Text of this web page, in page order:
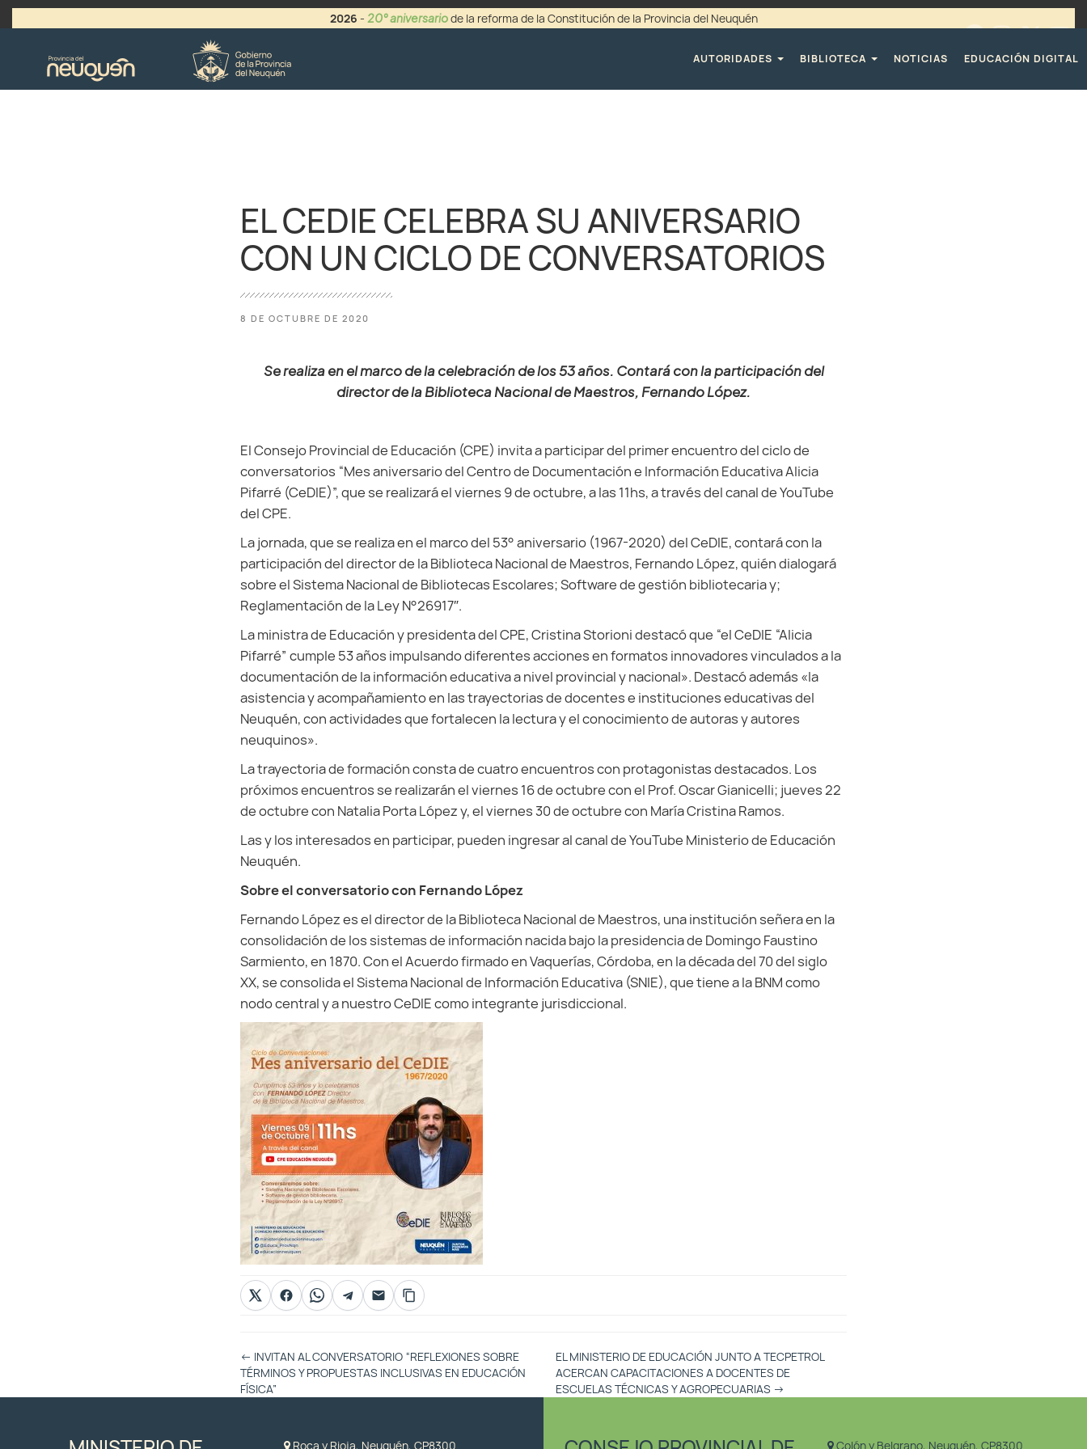
2026 - 20° aniversariode la reforma de la Constitución de la Provincia del Neuquén
AUTORIDADES
BIBLIOTECA NOTICIAS EDUCACIÓN DIGITAL
EL CEDIE CELEBRA SU ANIVERSARIO
CON UN CICLO DE CONVERSATORIOS
8 DE OCTUBRE DE 2020
Se realiza en el marco de la celebración de los 53 años. Contará con la participación del
director de la Biblioteca Nacional de Maestros, Fernando López.
El Consejo Provincial de Educación (CPE) invita a participar del primer encuentro del ciclo de
conversatorios “Mes aniversario del Centro de Documentación e Información Educativa Alicia
Pifarré (CeDIE)”, que se realizará el viernes 9 de octubre, a las 11hs, a través del canal de YouTube
del CPE.
La jornada, que se realiza en el marco del 53° aniversario (1967-2020) del CeDIE, contará con la
participación del director de la Biblioteca Nacional de Maestros, Fernando López, quién dialogará
sobre el Sistema Nacional de Bibliotecas Escolares; Software de gestión bibliotecaria y;
Reglamentación de la Ley N°26917″.
La ministra de Educación y presidenta del CPE, Cristina Storioni destacó que “el CeDIE “Alicia
Pifarré” cumple 53 años impulsando diferentes acciones en formatos innovadores vinculados a la
documentación de la información educativa a nivel provincial y nacional». Destacó además «la
asistencia y acompañamiento en las trayectorias de docentes e instituciones educativas del
Neuquén, con actividades que fortalecen la lectura y el conocimiento de autoras y autores
neuquinos».
La trayectoria de formación consta de cuatro encuentros con protagonistas destacados. Los
próximos encuentros se realizarán el viernes 16 de octubre con el Prof. Oscar Gianicelli; jueves 22
de octubre con Natalia Porta López y, el viernes 30 de octubre con María Cristina Ramos.
Las y los interesados en participar, pueden ingresar al canal de YouTube Ministerio de Educación
Neuquén.
Sobre el conversatorio con Fernando López
Fernando López es el director de la Biblioteca Nacional de Maestros, una institución señera en la
consolidación de los sistemas de información nacida bajo la presidencia de Domingo Faustino
Sarmiento, en 1870. Con el Acuerdo firmado en Vaquerías, Córdoba, en la década del 70 del siglo
XX, se consolida el Sistema Nacional de Información Educativa (SNIE), que tiene a la BNM como
nodo central y a nuestro CeDIE como integrante jurisdiccional.
Otras
Entradas
← INVITAN AL CONVERSATORIO “REFLEXIONES SOBRE
TÉRMINOS Y PROPUESTAS INCLUSIVAS EN EDUCACIÓN
FÍSICA”
EL MINISTERIO DE EDUCACIÓN JUNTO A TECPETROL
ACERCAN CAPACITACIONES A DOCENTES DE
ESCUELAS TÉCNICAS Y AGROPECUARIAS →
Roca y Rioja, Neuquén, CP8300 Colón y Belgrano, Neuquén, CP8300